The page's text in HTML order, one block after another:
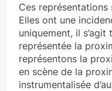
Ces
Elles ont une
uniquement, il
représentée la
représentons la
en scène de la
instrumentalisée